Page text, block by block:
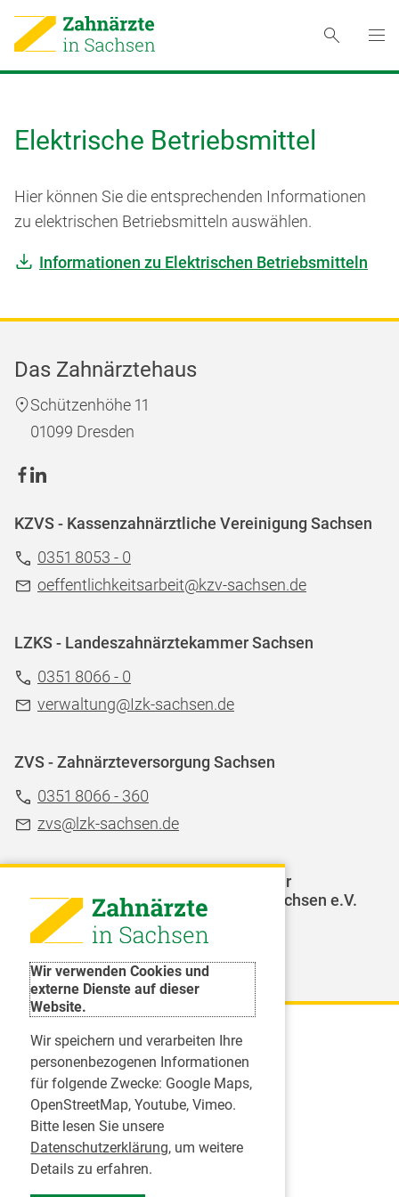
Wir verwenden Cookies und
externe Dienste auf dieser
Website.
Wir speichern und verarbeiten Ihre
personenbezogenen Informationen
für folgende Zwecke: Google Maps,
OpenStreetMap, Youtube, Vimeo.
Bitte lesen Sie unsere
Datenschutzerklärung, um weitere
Details zu erfahren.
Elektrische Betriebsmittel
Hier können Sie die entsprechenden Informationen
zu elektrischen Betriebsmitteln auswählen.
Informationen zu Elektrischen Betriebsmitteln
Das Zahnärztehaus
Schützenhöhe 11
01099 Dresden
KZVS - Kassenzahnärztliche Vereinigung Sachsen
0351 8053 - 0
oeffentlichkeitsarbeit@kzv-sachsen.de
LZKS - Landeszahnärztekammer Sachsen
0351 8066 - 0
verwaltung@Izk-sachsen.de
ZVS - Zahnärzteversorgung Sachsen
0351 8066 - 360
zvs@lzk-sachsen.de
LAGZ - Landesarbeitsgemeinschaft für
Jugendzahnpflege des Freistaates Sachsen e.V.
Karriere
Inserate
Praktikum in einer Zahnarztpraxis
Jobs im Zahnärztehaus
Presse